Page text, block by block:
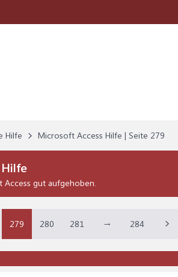
Hilfe Microsoft Access Hilfe | Seite 279
Access gut aufgehoben.
279 280 281 → 284